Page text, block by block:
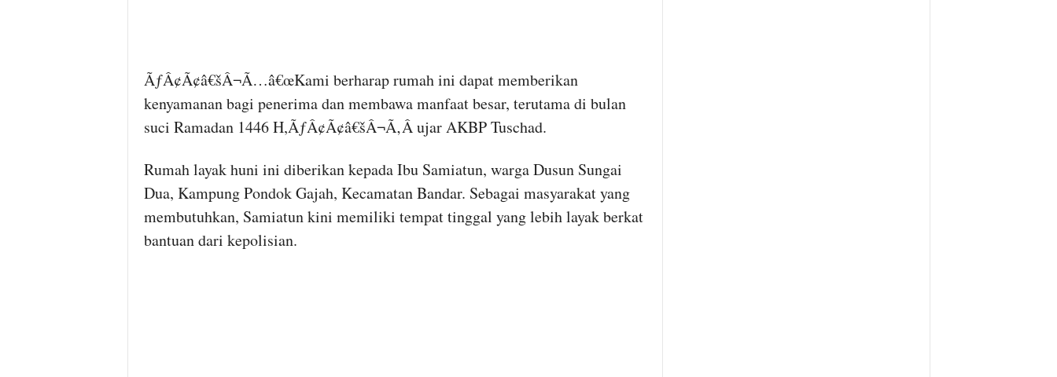
ÃƒÂ¢Ã¢â€šÂ¬Ã…â€œKami berharap rumah ini dapat memberikan
kenyamanan bagi penerima dan membawa manfaat besar, terutama di bulan
suci Ramadan 1446 H,ÃƒÂ¢Ã¢â€šÂ¬Ã‚Â ujar AKBP Tuschad.
Rumah layak huni ini diberikan kepada Ibu Samiatun, warga Dusun Sungai
Dua, Kampung Pondok Gajah, Kecamatan Bandar. Sebagai masyarakat yang
membutuhkan, Samiatun kini memiliki tempat tinggal yang lebih layak berkat
bantuan dari kepolisian.